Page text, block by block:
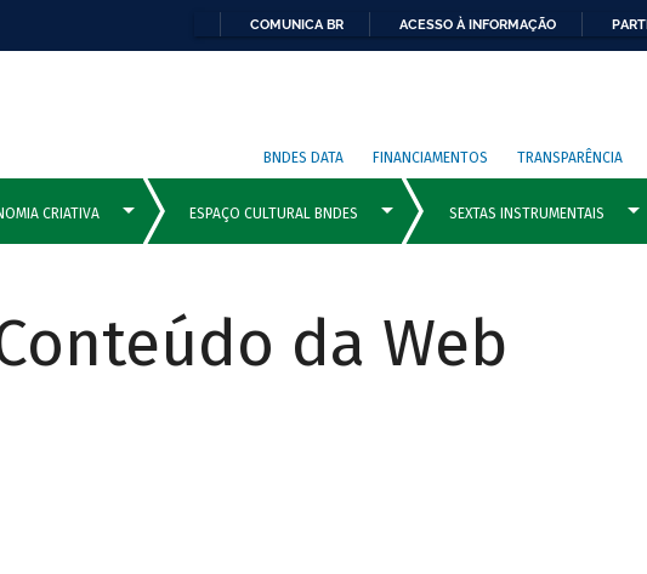
COMUNICA BR ACESSO À INFORMAÇÃO
BNDES DATA FINANCIAMENTOS TRANSPARÊNCIA
da Web